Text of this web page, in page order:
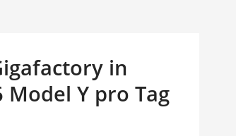
in
Y pro Tag